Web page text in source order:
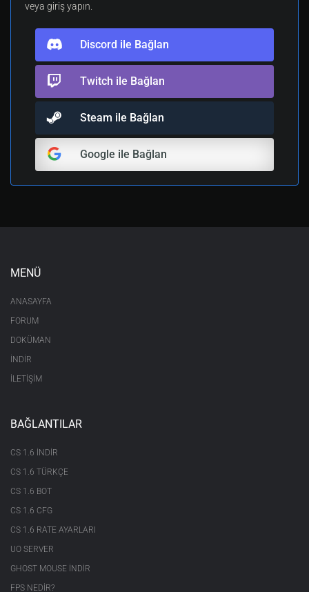
veya giriş yapın.
Discord ile Bağlan
Twitch ile Bağlan
Steam ile Bağlan
Google ile Bağlan
MENÜ
ANASAYFA
FORUM
DOKÜMAN
İNDİR
İLETİŞİM
BAĞLANTILAR
CS 1.6 INDIR
CS 1.6 TÜRKÇE
CS 1.6 BOT
CS 1.6 CFG
CS 1.6 RATE AYARLARI
UO SERVER
GHOST MOUSE INDIR
FPS NEDIR?